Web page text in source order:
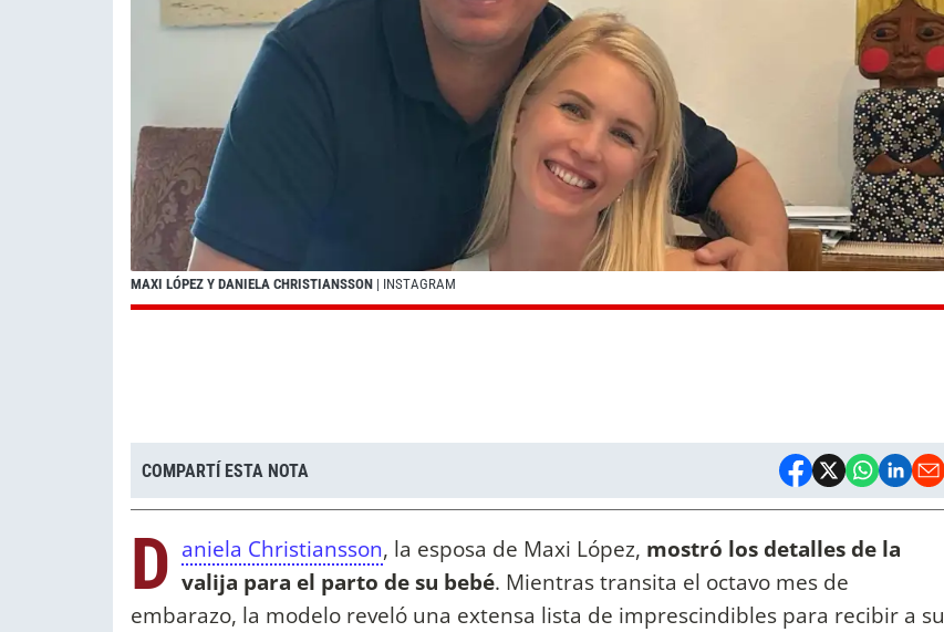
MAXI LÓPEZ Y DANIELA CHRISTIANSSON | INSTAGRAM
COMPARTÍ ESTA NOTA
D aniela Christiansson, la esposa de Maxi López, mostró los detalles de la
valija para el parto de su bebé. Mientras transita el octavo mes de
embarazo, la modelo reveló una extensa lista de imprescindibles para recibir a su